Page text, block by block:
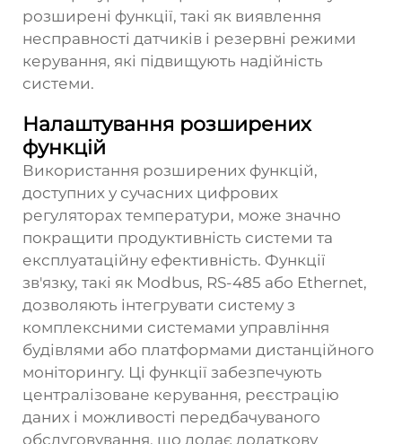
розширені функції, такі як виявлення
несправності датчиків і резервні режими
керування, які підвищують надійність
системи.
Налаштування розширених
функцій
Використання розширених функцій,
доступних у сучасних цифрових
регуляторах температури, може значно
покращити продуктивність системи та
експлуатаційну ефективність. Функції
зв'язку, такі як Modbus, RS-485 або Ethernet,
дозволяють інтегрувати систему з
комплексними системами управління
будівлями або платформами дистанційного
моніторингу. Ці функції забезпечують
централізоване керування, реєстрацію
даних і можливості передбачуваного
обслуговування, що додає додаткову